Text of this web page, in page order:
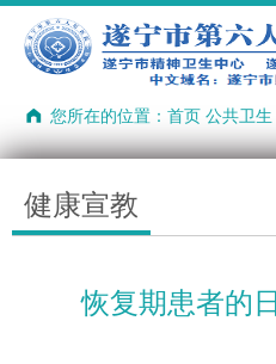
您所在的位置：首页 公共卫生
健康宣教
恢复期患者的